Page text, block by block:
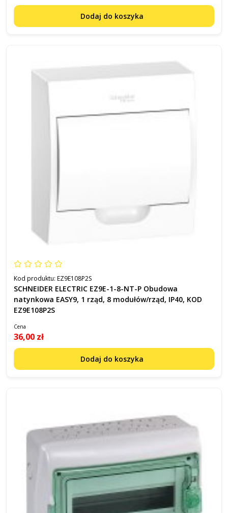
Dodaj do koszyka
Kod produktu: EZ9E108P2S
SCHNEIDER ELECTRIC EZ9E-1-8-NT-P Obudowa
natynkowa EASY9, 1 rząd, 8 modułów/rząd, IP40, KOD
EZ9E108P2S
Cena
36,00 zł
Dodaj do koszyka